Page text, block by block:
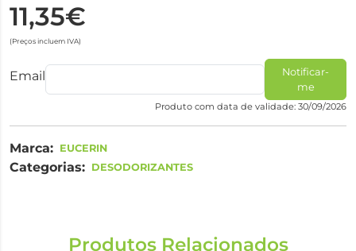
11,35€
(Preços incluem IVA)
Email
Notificar-
me
Produto com data de validade: 30/09/2026
Marca: EUCERIN
Categorias: DESODORIZANTES
Produtos Relacionados